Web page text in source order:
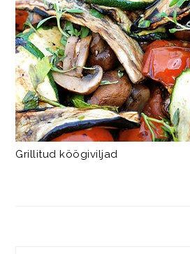
Grillitud köögiviljad